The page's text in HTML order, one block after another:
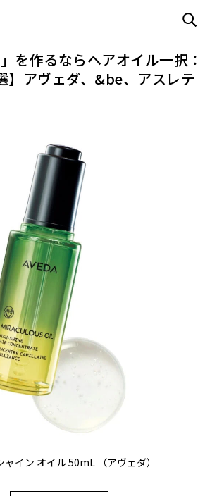
を作るならヘアオイル一択：
】アヴェダ、&be、アスレテ
イン オイル 50mL （アヴェダ）